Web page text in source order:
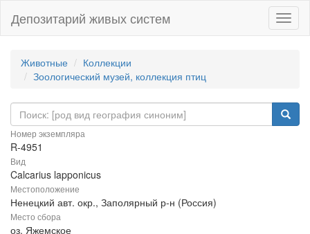
Депозитарий живых систем
Животные
Коллекции
Зоологический музей, коллекция птиц
Номер экземпляра
R-4951
Вид
Calcarius lapponicus
Местоположение
Ненецкий авт. окр., Заполярный р-н (Россия)
Место сбора
оз. Яжемское